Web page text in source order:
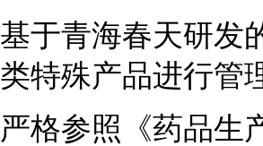
基于青海春天研发
类特殊产品进行管
严格参照《药品生